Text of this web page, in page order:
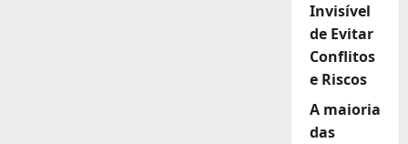
Invisível
de Evitar
Conflitos
e Riscos
A maioria
das